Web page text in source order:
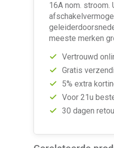
16A nom. stroom.
meeste merken
Vertrouwd
Gratis
5% extra
Voor 21u
30 dagen